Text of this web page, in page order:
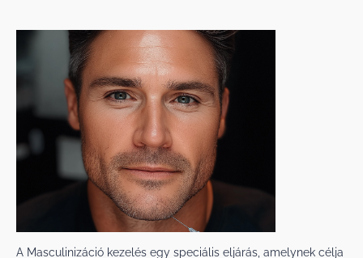
A Masculinizáció kezelés egy speciális eljárás, amelynek célja